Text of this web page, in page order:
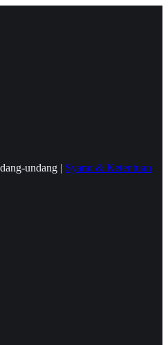
undang | Syarat & Ketentuan